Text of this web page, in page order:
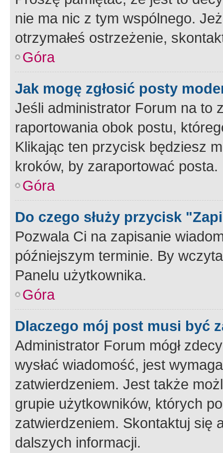
nie ma nic z tym wspólnego.
otrzymałeś ostrzeżenie,
Góra
Jak mogę zgłosić posty
Jeśli administrator Forum na to
raportowania obok postu,
Klikając ten przycisk będziesz
kroków, by zaraportować posta.
Góra
Do czego służy przycisk
Pozwala Ci na zapisanie
późniejszym terminie. By
Panelu użytkownika.
Góra
Dlaczego mój post musi być
Administrator Forum mógł
wysłać wiadomość, jest
zatwierdzeniem. Jest także
grupie użytkowników, których
zatwierdzeniem. Skontaktuj się
dalszych informacji.